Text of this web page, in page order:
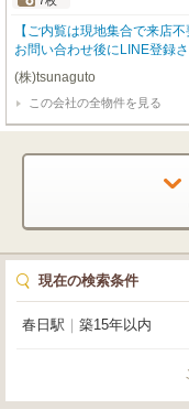
【ご内覧は現地集合で来店
お問い合わせ後にLINE登録
詳細はお気軽にお問い合わせ
(株)tsunaguto
この会社の全物件を見る
現在の検索条件
春日駅 築15年以内